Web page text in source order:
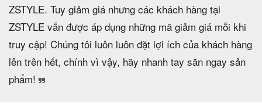
ZSTYLE. Tuy giảm giá nhưng các khách hàng tại
ZSTYLE vẫn được áp dụng những mã giảm giá mỗi khi
truy cập! Chúng tôi luôn luôn đặt lợi ích của khách hàng
lên trên hết, chính vì vậy, hãy nhanh tay săn ngay sản
phẩm!